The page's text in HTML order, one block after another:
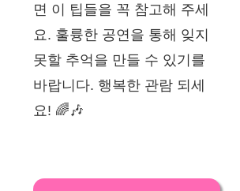
면 이 팁들을 꼭 참고해 주세
요. 훌륭한 공연을 통해 잊지
못할 추억을 만들 수 있기를
바랍니다. 행복한 관람 되세
요! 🌈🎶